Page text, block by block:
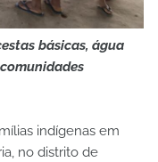
básicas, água
indígenas em
no distrito de